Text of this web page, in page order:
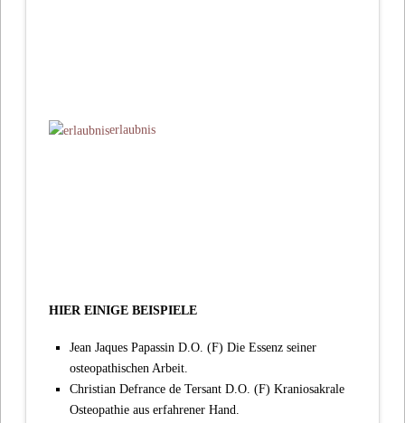
erlaubnis
HIER EINIGE BEISPIELE
Jean Jaques Papassin D.O. (F) Die Essenz seiner
osteopathischen Arbeit.
Christian Defrance de Tersant D.O. (F) Kraniosakrale
Osteopathie aus erfahrener Hand.